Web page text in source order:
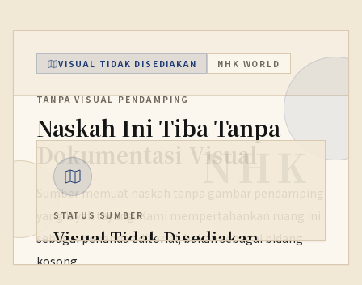
VISUAL TIDAK DISEDIAKAN NHK WORLD
TANPA VISUAL PENDAMPING
Naskah Ini Tiba Tanpa
Dokumentasi Visual
Sumber memuat naskah tanpa gambar pendamping
yang layak tayang. Kami mempertahankan ruang ini
sebagai penanda editorial, bukan sebagai bidang
kosong.
NHK
STATUS SUMBER
Visual Tidak Disediakan